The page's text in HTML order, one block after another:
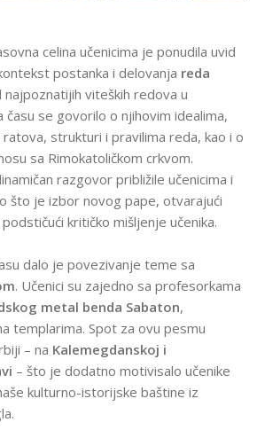
celina učenicima je ponudila uvid
postanka i delovanja reda
najpoznatijih viteških redova u
času se govorilo o njihovim idealima,
strukturi i pravilima reda, kao i o
sa Rimokatoličkom crkvom.
razgovor približile učenicima i
što je izbor novog pape, otvarajući
kritičko mišljenje učenika.
dalo je povezivanje teme sa
. Učenici su zajedno sa profesorkama
metal benda Sabaton,
templarima. Spot za ovu pesmu
– na Kalemegdanskoj i
– što je dodatno motivisalo učenike
kulturno-istorijske baštine iz